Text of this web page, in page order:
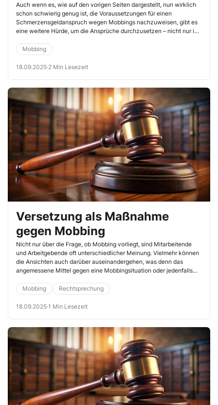
Auch wenn es, wie auf den vorigen Seiten dargestellt, nun wirklich
schon schwierig genug ist, die Voraussetzungen für einen
Schmerzensgeldanspruch wegen Mobbings nachzuweisen, gibt es
eine weitere Hürde, um die Ansprüche durchzusetzen – nicht nur im
können verjähren, verwirken oder an sonstigen Fristen scheitern.
Mobbing
18.09.2025·2 Min Lesezeit
Versetzung als Maßnahme
gegen Mobbing
Nicht nur über die Frage, ob Mobbing vorliegt, sind Mitarbeitende
und Arbeitgebende oft unterschiedlicher Meinung. Vielmehr können
die Ansichten auch darüber auseinandergehen, was denn das
angemessene Mittel gegen eine Mobbingsituation oder jedenfalls
Mobbing
Rechtsprechung
18.09.2025·1 Min Lesezeit